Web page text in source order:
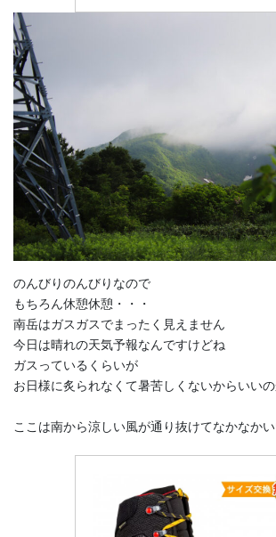
のんびりのんびりなので
もちろん休憩休憩・・・
南岳はガスガスでまったく見えません
今日は晴れの天気予報なんですけどね
ガスっているくらいが
お日様に炙られなくて暑苦しくないからいい
ここは南から涼しい風が通り抜けてなかなか